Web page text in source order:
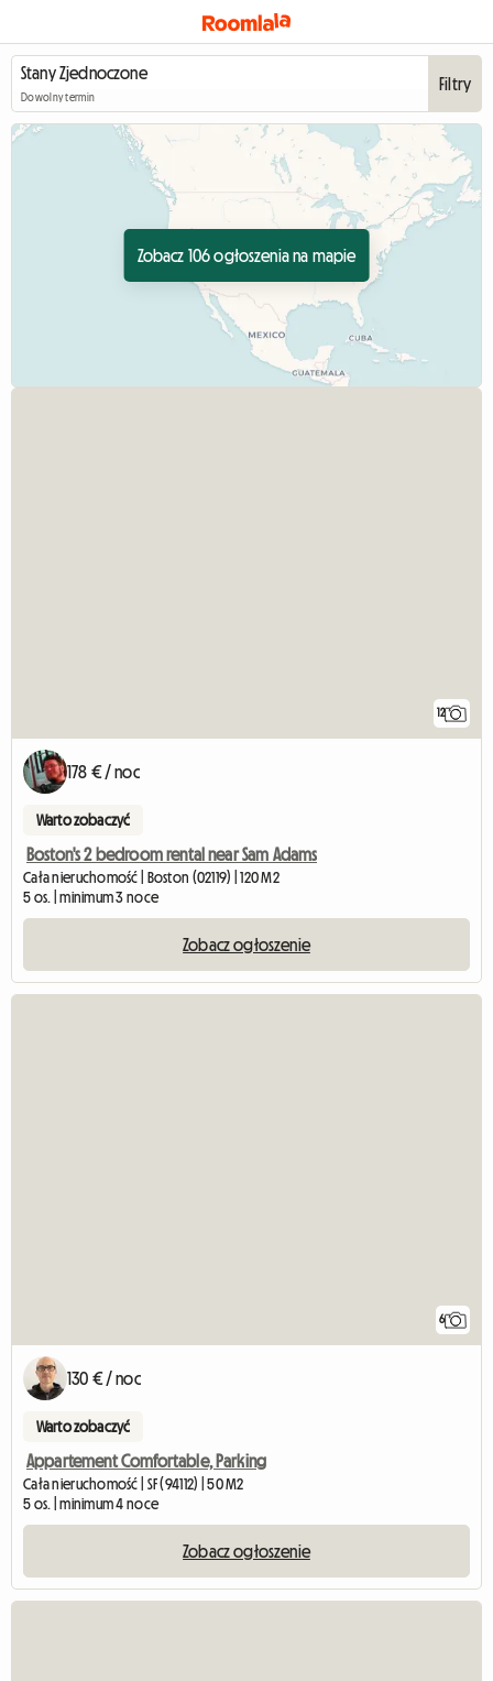
Dowolny termin
Filtry
Zobacz 106 ogłoszenia na mapie
12
178 € / noc
Warto zobaczyć
Boston's 2 bedroom rental near Sam Adams
Cała nieruchomość | Boston (02119) | 120 M2
5 os. | minimum 3 noce
Zobacz ogłoszenie
6
130 € / noc
Warto zobaczyć
Appartement Comfortable, Parking
Cała nieruchomość | SF (94112) | 50 M2
5 os. | minimum 4 noce
Zobacz ogłoszenie